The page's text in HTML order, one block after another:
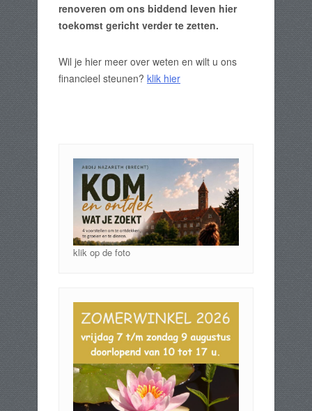
renoveren om ons biddend leven hier
toekomst gericht verder te zetten.
Wil je hier meer over weten en wilt u ons
financieel steunen? klik hier
klik op de foto